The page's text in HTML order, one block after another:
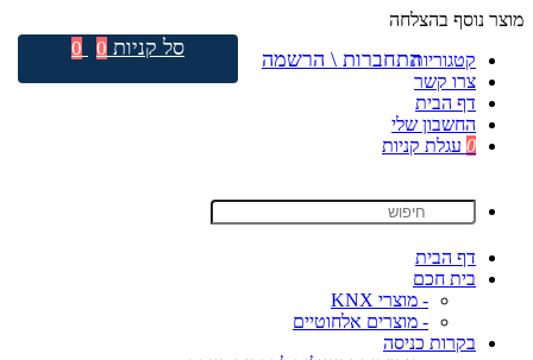
מוצר נוסף בהצלחה
קטגוריות
צרו קשר
דף הבית
החשבון שלי
0 עגלת קניות
דף הבית
בית חכם
- מוצרי KNX
- מוצרים אלחוטיים
בקרות כניסה
התחברות \ הרשמה סל קניות 0
0